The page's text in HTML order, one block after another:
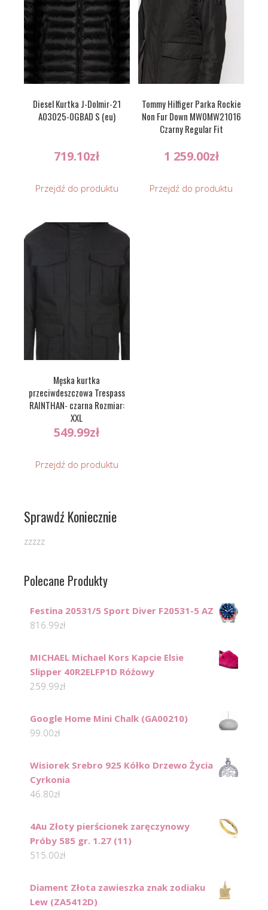
Diesel Kurtka J-Dolmir-21
A03025-0GBAD S (eu)
719.10zł
Przejdź do produktu
Tommy Hilfiger Parka Rockie
Non Fur Down MW0MW21016
Czarny Regular Fit
1 259.00zł
Przejdź do produktu
Męska kurtka
przeciwdeszczowa Trespass
RAINTHAN- czarna Rozmiar:
XXL
549.99zł
Przejdź do produktu
Sprawdź Koniecznie
zzzzz
Polecane Produkty
Festina 20531/5 Sport Diver F20531-5 AZ
816.99zł
MICHAEL Michael Kors Kapcie Elsie
Slipper 40R2ELFP1D Różowy
259.99zł
Google Home Mini Chalk (GA00210)
99.00zł
Wisiorek Srebro 925 Kółko Drzewo Życia
Cyrkonia
46.80zł
4Au Złoty pierścionek zaręczynowy
Próby 585 gr. 1.27 (11)
515.00zł
Diament Złota zawieszka znak zodiaku
Lew (ZA5412D)